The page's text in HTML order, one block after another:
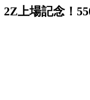
2Z上場記念！